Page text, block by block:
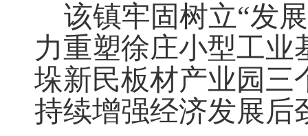
该镇牢固树立“发
力重塑徐庄小型工业
垛新民板材产业园三
持续增强经济发展后